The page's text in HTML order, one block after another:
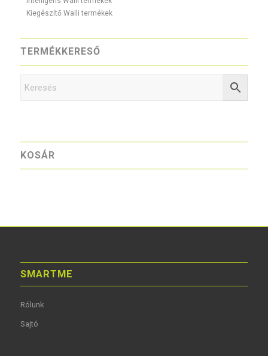
Kiegészítő Walli termékek
TERMÉKKERESŐ
KOSÁR
SMARTME
Rólunk
Sajtó